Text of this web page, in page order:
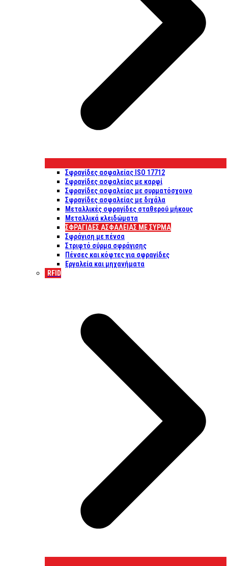
Σφραγίδες ασφαλείας ISO 17712
Σφραγίδες ασφαλείας με καρφί
Σφραγίδες ασφαλείας με συρματόσχοινο
Σφραγίδες ασφαλείας με διχάλα
Μεταλλικές σφραγίδες σταθερού μήκους
Μεταλλικά κλειδώματα
ΣΦΡΑΓΊΔΕΣ ΑΣΦΑΛΕΊΑΣ ΜΕ ΣΎΡΜΑ
Σφράγιση με πένσα
Στριφτό σύρμα σφράγισης
Πένσες και κόφτες για σφραγίδες
Εργαλεία και μηχανήματα
RFID